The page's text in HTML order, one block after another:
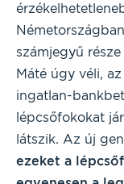
számjegyű
Máté úgy véli,
ingatlan-
lépcsőfokokat
látszik. Az új
ezeket a